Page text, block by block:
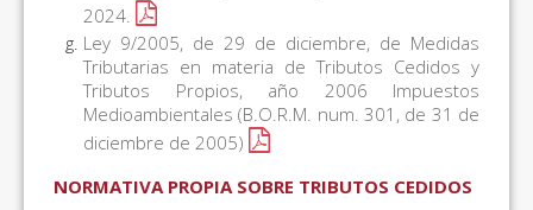
2024.
Ley 9/2005, de 29 de diciembre, de Medidas
Tributarias en materia de Tributos Cedidos y
Tributos Propios, año 2006 Impuestos
Medioambientales (B.O.R.M. num. 301, de 31 de
diciembre de 2005)
NORMATIVA PROPIA SOBRE TRIBUTOS CEDIDOS